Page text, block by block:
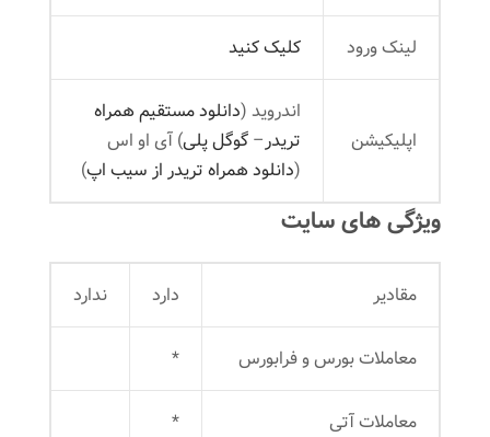
لینک ورود کلیک کنید
اپلیکیشن
اندروید (دانلود مستقیم همراه
تریدر– گوگل پلی) آی او اس
(دانلود همراه تریدر از سیب اپ)
ویژگی های سایت
مقادیر دارد ندارد
معاملات بورس و فرابورس *
معاملات آتی *